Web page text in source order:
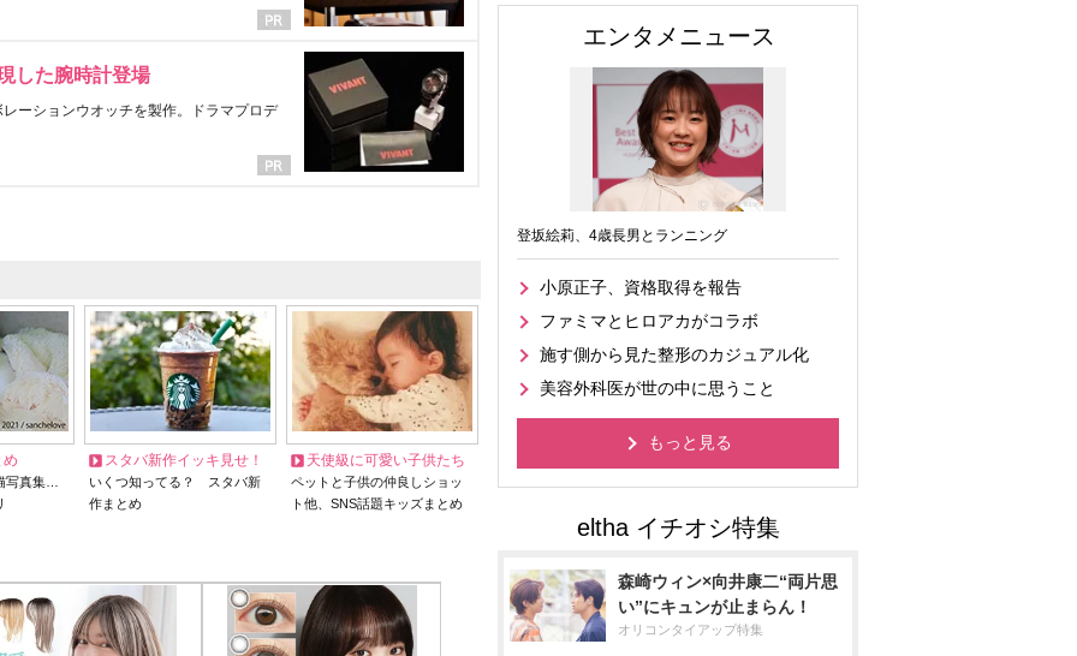
した腕時計登場
ーションウオッチを製作。ドラマプロデ
め
写真集…
スタバ新作イッキ見せ！
いくつ知ってる？ スタバ新
作まとめ
天使級に可愛い子供たち
ペットと子供の仲良しショッ
ト他、SNS話題キッズまとめ
エンタメニュース
登坂絵莉、4歳長男とランニング
小原正子、資格取得を報告
ファミマとヒロアカがコラボ
施す側から見た整形のカジュアル化
美容外科医が世の中に思うこと
もっと見る
森崎ウィン×向井康二“両片思
い”にキュンが止まらん！
オリコンタイアップ特集